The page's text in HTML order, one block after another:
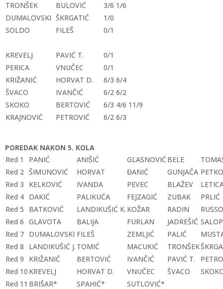
TRONŠEK
BULOVIĆ
3/6 1/6
DUMALOVSKI ŠKRGATIĆ
1/0
SOLDO
FILEŠ 0/1
KREVELJ PAVIĆ T.
0/1
PERICA
VNUČEC
0/1
KRIŽANIĆ
HORVAT D.
6/3 6/4
ŠVACO
IVANČIĆ
6/2 6/2
SKOKO
BERTOVIĆ
6/3 4/6 11/9
KRAJNOVIĆ
PETROVIĆ 6/2 6/3
POREDAK NAKON 5. KOLA
Red 1
PANIĆ ANIŠIĆ GLASNOVIĆBELE
Red 2 ŠIMUNOVIĆ HORVAT ĐANIĆ GUNJAČA
Red 3
KELKOVIĆ IVANDA PEVEC BLAŽEV
Red 4 DAKIĆ PALIKUĆA FEJZAGIĆ ZUBAK
PRLIĆ
Red 5
BATKOVIĆ LANDIKUŠIĆ K. KOŽAR RADIN
RUSSO
Red 6 GLAVOTA BALIJA FURLAN JADREŠIĆ
Red 7 DUMALOVSKI FILEŠ ZEMLJIĆ PALIĆ
Red 8
LANDIKUŠIĆ J. TOMIĆ MACUKIĆ TRONŠEK
Red 9
KRIŽANIĆ BERTOVIĆ IVANČIĆ PAVIĆ T.
Red 10 KREVELJ HORVAT D. VNUČEC ŠVACO
Red 11 BRIŠAR* SPAHIĆ* SUTLOVIĆ*